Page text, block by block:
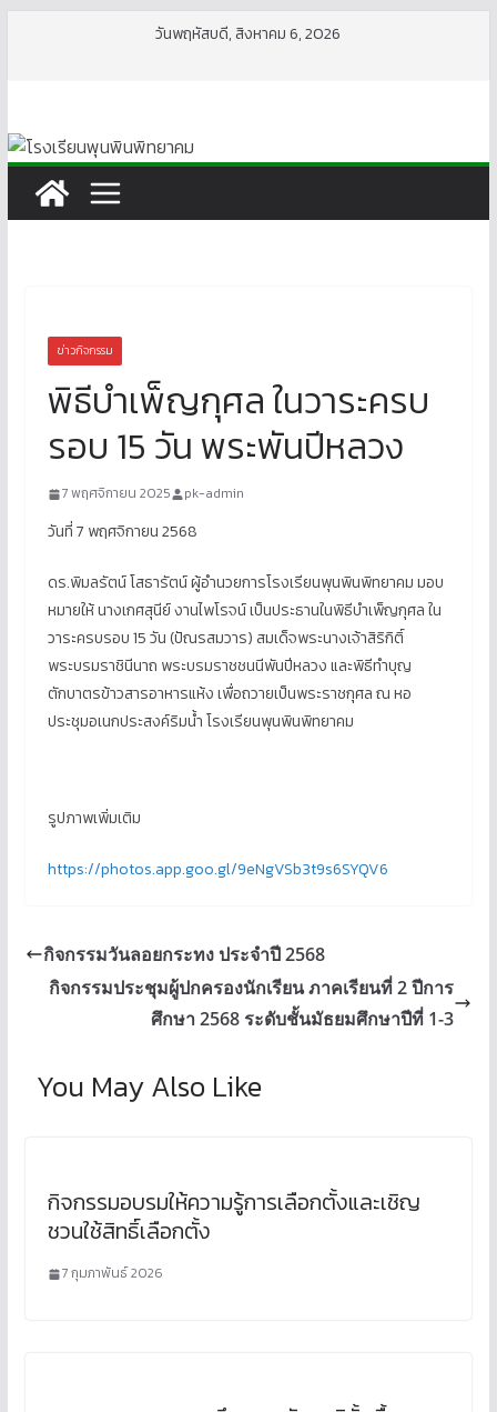
วันพฤหัสบดี, สิงหาคม 6, 2026
ข่าวกิจกรรม
พิธีบำเพ็ญกุศล ในวาระครบ
รอบ 15 วัน พระพันปีหลวง
7 พฤศจิกายน 2025 pk-admin
วันที่ 7 พฤศจิกายน 2568
ดร.พิมลรัตน์ โสธารัตน์ ผู้อำนวยการโรงเรียนพุนพินพิทยาคม มอบ
หมายให้ นางเกศสุนีย์ งานไพโรจน์ เป็นประธานในพิธีบำเพ็ญกุศล ใน
วาระครบรอบ 15 วัน(ปัณรสมวาร) สมเด็จพระนางเจ้าสิริกิติ์
พระบรมราชินีนาถ พระบรมราชชนนีพันปีหลวง และพิธีทำบุญ
ตักบาตรข้าวสารอาหารแห้ง เพื่อถวายเป็นพระราชกุศล ณ หอ
ประชุมอเนกประสงค์ริมน้ำ โรงเรียนพุนพินพิทยาคม
รูปภาพเพิ่มเติม
https://photos.app.goo.gl/9eNgVSb3t9s6SYQV6
กิจกรรมวันลอยกระทง ประจำปี 2568
กิจกรรมประชุมผู้ปกครองนักเรียน ภาคเรียนที่ 2 ปีการ
ศึกษา 2568 ระดับชั้นมัธยมศึกษาปีที่ 1-3
You May Also Like
กิจกรรมอบรมให้ความรู้การเลือกตั้งและเชิญ
ชวนใช้สิทธิ์เลือกตั้ง
7 กุมภาพันธ์ 2026